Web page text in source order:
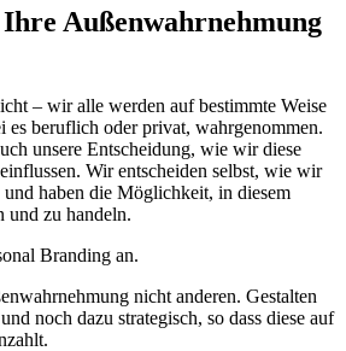
Ihre Außenwahrnehmung
– wir alle werden auf bestimmte Weise
es beruflich oder privat, wahrgenommen.
unsere Entscheidung, wie wir diese
Wir entscheiden selbst, wie wir
haben die Möglichkeit, in diesem
und zu handeln.
Branding an.
nicht anderen. Gestalten
noch dazu strategisch, so dass diese auf